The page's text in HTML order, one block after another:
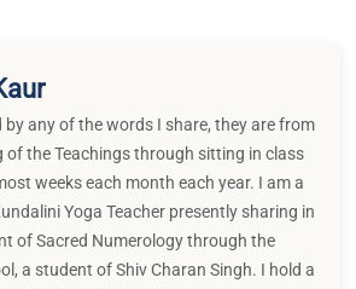
by any of the words I share, they are from
of the Teachings through sitting in class
weeks each month each year. I am a
Yoga Teacher presently sharing in
of Sacred Numerology through the
a student of Shiv Charan Singh. I hold a